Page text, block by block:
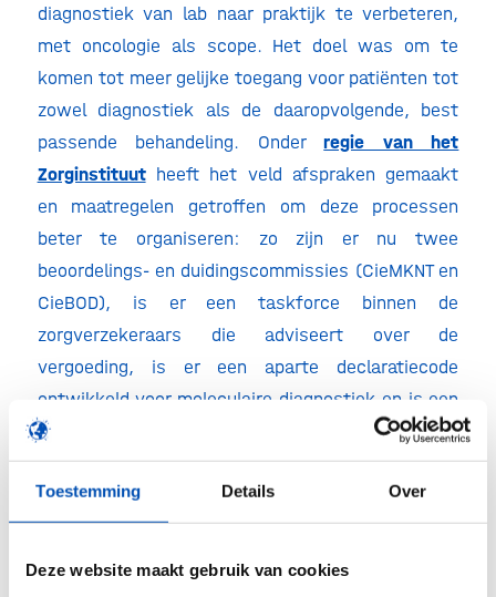
Toestemming Details Over
Deze website maakt gebruik van cookies
diagnostiek van lab naar praktijk te verbeteren,
met oncologie als scope. Het doel was om te
komen tot meer gelijke toegang voor patiënten tot
zowel diagnostiek als de daaropvolgende, best
passende behandeling. Onderregie van het
Zorginstituut heeft het veld afspraken gemaakt
en maatregelen getroffen om deze processen
beter te organiseren: zo zijn er nu twee
beoordelings- en duidingscommissies (CieMKNT en
CieBOD), is er een taskforce binnen de
zorgverzekeraars die adviseert over de
vergoeding, is er een aparte declaratiecode
ontwikkeld voor moleculaire diagnostiek en is een
kwaliteitsstandaard in werking getreden. De
eerste tegels voor een route van lab naar praktijk
voor diagnostiek zijn daarmee gelegd – zij het met
een specifieke focus op de oncologie en
moleculaire diagnostiek.